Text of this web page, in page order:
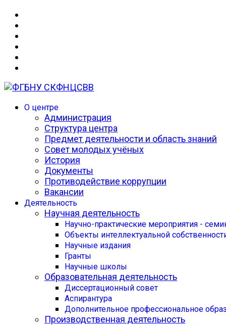
О центре
Администрация
Структура центра
Предмет деятельности и область знаний
Совет молодых учёных
История
Документы
Противодействие коррупции
Вакансии
Деятельность
Научная деятельность
Научно-практические мероприятия -
Объекты интеллектуальной
Научные издания
Гранты
Научные школы
Образовательная деятельность
Диссертационный совет
Аспирантура
Дополнительное профессиональное
Производственная деятельность